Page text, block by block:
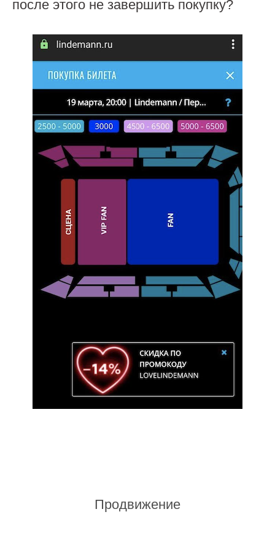
после этого не завершить покупку?
Продвижение